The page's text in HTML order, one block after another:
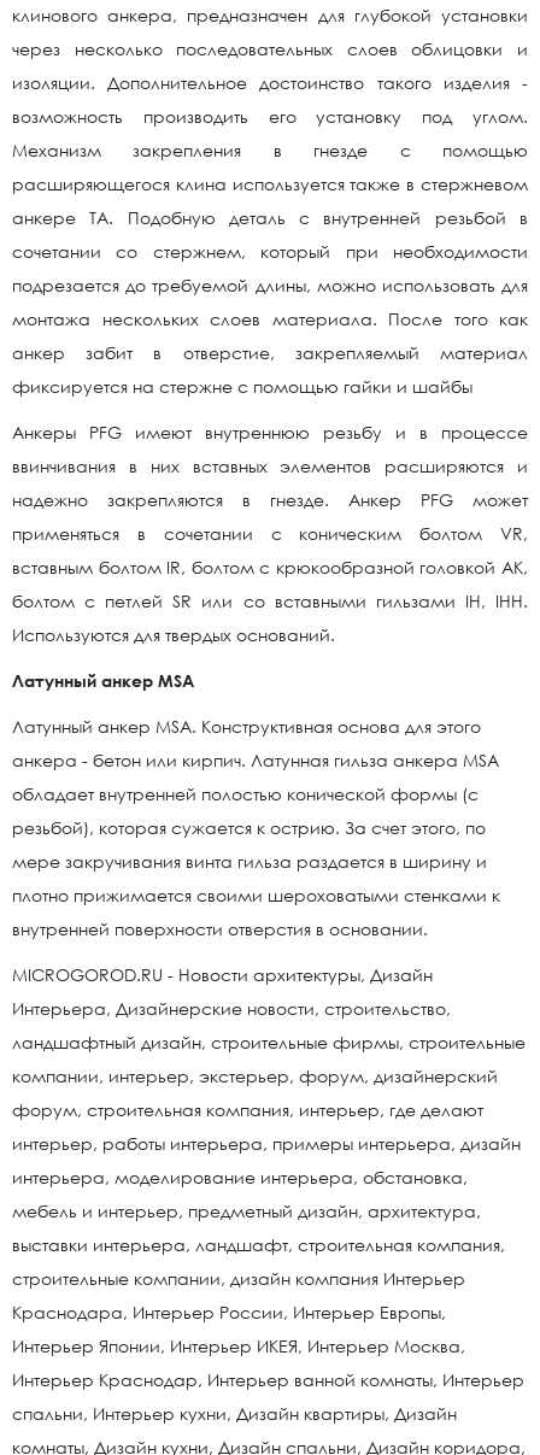
клинового анкера, предназначен для глубокой установки
через несколько последовательных слоев облицовки и
изоляции. Дополнительное достоинство такого изделия -
возможность производить его установку под углом.
Механизм закрепления в гнезде с помощью
расширяющегося клина используется также в стержневом
анкере TA. Подобную деталь с внутренней резьбой в
сочетании со стержнем, который при необходимости
подрезается до требуемой длины, можно использовать для
монтажа нескольких слоев материала. После того как
анкер забит в отверстие, закрепляемый материал
фиксируется на стержне с помощью гайки и шайбы
Анкеры PFG имеют внутреннюю резьбу и в процессе
ввинчивания в них вставных элементов расширяются и
надежно закрепляются в гнезде. Анкер PFG может
применяться в сочетании с коническим болтом VR,
вставным болтом IR, болтом с крюкообразной головкой AK,
болтом с петлей SR или со вставными гильзами IH, IHH.
Используются для твердых оснований.
Латунный анкер MSA
Латунный анкер MSA. Конструктивная основа для этого
анкера - бетон или кирпич. Латунная гильза анкера MSA
обладает внутренней полостью конической формы (с
резьбой), которая сужается к острию. За счет этого, по
мере закручивания винта гильза раздается в ширину и
плотно прижимается своими шероховатыми стенками к
внутренней поверхности отверстия в основании.
MICROGOROD.RU - Новости архитектуры, Дизайн
Интерьера, Дизайнерские новости, строительство,
ландшафтный дизайн, строительные фирмы, строительные
компании, интерьер, экстерьер, форум, дизайнерский
форум, строительная компания, интерьер, где делают
интерьер, работы интерьера, примеры интерьера, дизайн
интерьера, моделирование интерьера, обстановка,
мебель и интерьер, предметный дизайн, архитектура,
выставки интерьера, ландшафт, строительная компания,
строительные компании, дизайн компания Интерьер
Краснодара, Интерьер России, Интерьер Европы,
Интерьер Японии, Интерьер ИКЕЯ, Интерьер Москва,
Интерьер Краснодар, Интерьер ванной комнаты, Интерьер
спальни, Интерьер кухни, Дизайн квартиры, Дизайн
комнаты, Дизайн кухни, Дизайн спальни, Дизайн коридора,